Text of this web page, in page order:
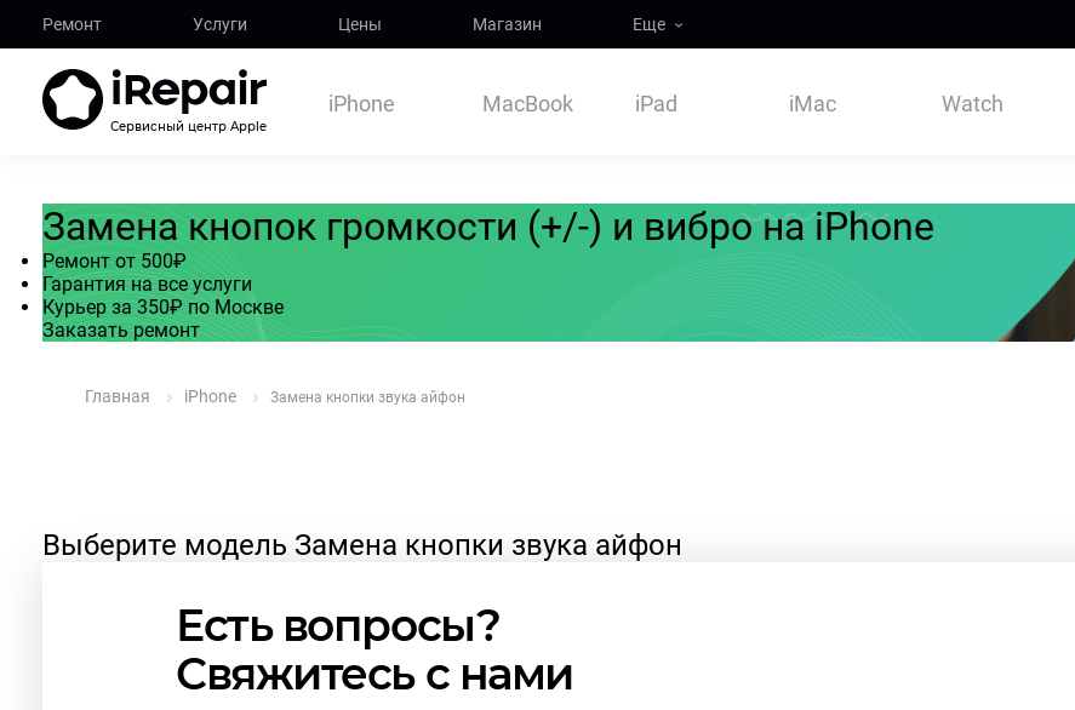
Ремонт Услуги Цены Магазин Еще
Сервисный центр Apple
iPhone MacBook iPad iMac Watch
Замена кнопок громкости (+/-) и вибро на iPhone
Ремонт от 500₽
Гарантия на все услуги
Курьер за 350₽ по Москве
Заказать ремонт
Главная iPhone Замена кнопки звука айфон
Выберите модель Замена кнопки звука айфон
Есть вопросы?
Свяжитесь с нами